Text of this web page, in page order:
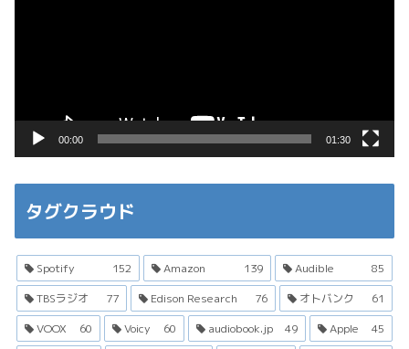
00:00 01:30
タグクラウド
Spotify 152 Amazon 139 Audible
85
TBSラジオ
77 Edison Research 76 オトバンク
61
VOOX
60 Voicy 60 audiobook.jp 49 Apple
45